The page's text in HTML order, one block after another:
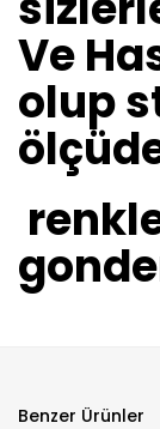
Ve
olup
Benzer Ürünler